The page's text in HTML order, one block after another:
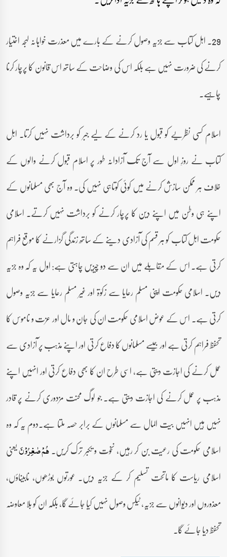
29۔ اہل کتاب سے جزیہ وصول کرنے کے بارے میں معذرت خواہانہ لہجہ اختیار
کرنے کی ضرورت نہیں ہے بلکہ اس کی وضاحت کے ساتھ اس قانون کا پرچار کرنا
چاہیے۔
اسلام کسی نظریے کو قبول یا رد کرنے کے لیے جبر کو برداشت نہیں کرتا۔ اہل
کتاب نے روزِ اول سے آج تک آزادانہ طور پر اسلام قبول کرنے والوں کے
خلاف ہر ممکن سازش کرنے میں کوئی کوتاہی نہیں کی۔ وہ آج بھی مسلمانوں کے
اپنے ہی وطن میں اپنے دین کا پرچار کرنے کو برداشت نہیں کرتے۔ اسلامی
حکومت اہل کتاب کو ہر قسم کی آزادی دینے کے ساتھ زندگی گزارنے کا موقع فراہم
کرتی ہے۔ اس کے مقابلے میں ان سے دو چیزیں چاہتی ہے: اول یہ کہ وہ جزیہ
دیں۔ اسلامی حکومت اپنی مسلم رعایا سے زکوٰۃ اور غیر مسلم رعایا سے جزیہ وصول
کرتی ہے۔ اس کے عوض اسلامی حکومت ان کی جان و مال اور عزت و ناموس کا
تحفظ فراہم کرتی ہے اور جیسے مسلمانوں کا دفاع کرتی اور اپنے مذہب پر آزادی سے
عمل کرنے کی اجازت دیتی ہے، اسی طرح ان کا بھی دفاع کرتی اور انہیں اپنے
مذہب پر عمل کرنے کی اجازت دیتی ہے۔ جو لوگ محنت مزدوری کرنے پر قادر
نہیں ہیں انہیں بیت المال سے مسلمانوں کے برابر حصہ ملتا ہے۔دوم یہ کہ وہ
اسلامی حکومت کی رعیت بن کر رہیں، نخوت و تکبر ترک کریں۔ہُمۡ صٰغِرُوۡنَیعنی
اسلامی ریاست کا ماتحت تسلیم کر کے جزیہ دیں۔ عورتوں بوڑھوں، نابیناؤں،
معذوروں اور دیوانوں سے جزیہ، ٹیکس وصول نہیں کیا جائے گا، بلکہ ان کو بلا معاوضہ
تحفظ دیا جائے گا۔